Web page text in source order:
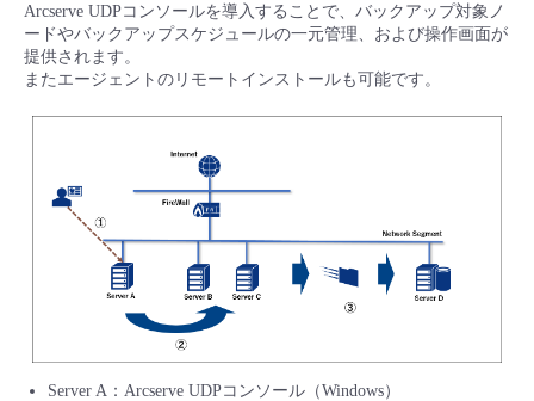
Arcserve UDPコンソールを導入することで、バックアップ対象ノ
ードやバックアップスケジュールの一元管理、および操作画面が
提供されます。
またエージェントのリモートインストールも可能です。
Server A：Arcserve UDPコンソール（Windows）